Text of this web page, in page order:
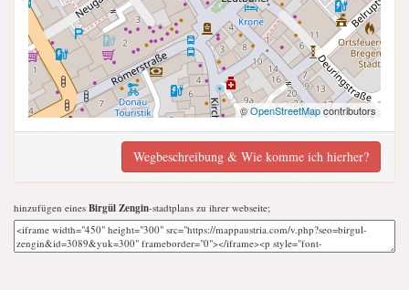
©OpenStreetMapcontributors
Wegbeschreibung & Wie komme ich hierher?
hinzufügen eines Birgül Zengin-stadtplans zu ihrer webseite;